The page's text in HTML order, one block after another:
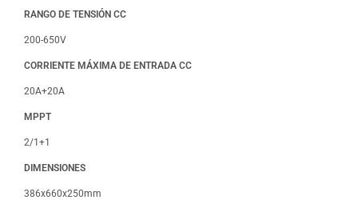
RANGO DE TENSIÓN CC
200-650V
CORRIENTE MÁXIMA DE ENTRADA CC
20A+20A
MPPT
2/1+1
DIMENSIONES
386x660x250mm